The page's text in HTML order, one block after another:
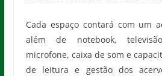
Cada espaço contará com um
além de notebook,
microfone, caixa de som e
de leitura e gestão dos